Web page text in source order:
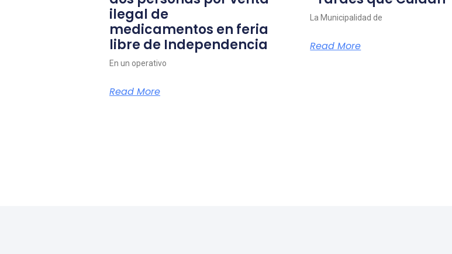
ilegal de
medicamentos en feria
libre de Independencia
En un operativo
Read More
La Municipalidad de
Read More